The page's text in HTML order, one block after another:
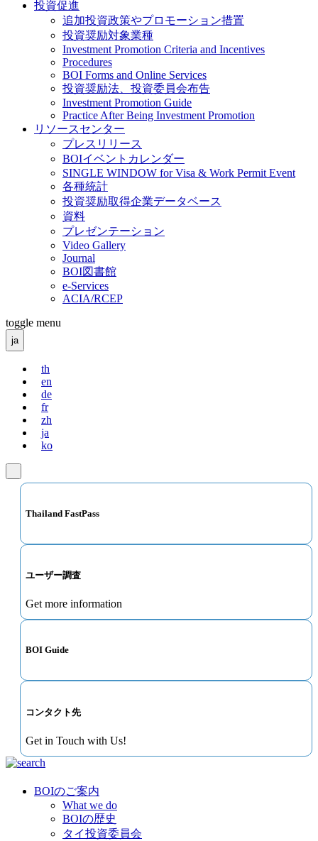
投資促進
追加投資政策やプロモーション措置
投資奨励対象業種
Investment Promotion Criteria and Incentives
Procedures
BOI Forms and Online Services
投資奨励法、投資委員会布告
Investment Promotion Guide
Practice After Being Investment Promotion
リソースセンター
プレスリリース
BOIイベントカレンダー
SINGLE WINDOW for Visa & Work Permit Event
各種統計
投資奨励取得企業データベース
資料
プレゼンテーション
Video Gallery
Journal
BOI図書館
e-Services
ACIA/RCEP
toggle menu
ja
th
en
de
fr
zh
ja
ko
Thailand FastPass
ユーザー調査
Get more information
BOI Guide
コンタクト先
Get in Touch with Us!
BOIのご案内
What we do
BOIの歴史
タイ投資委員会